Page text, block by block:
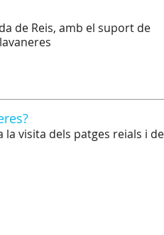
de Reis, amb el suport de
visita dels patges reials i de